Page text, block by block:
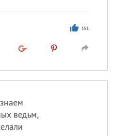
151
ведьм,